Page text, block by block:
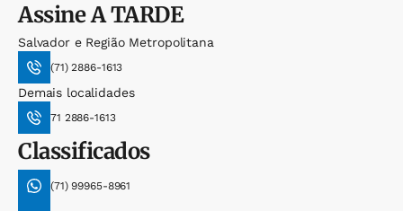
AssineA TARDE
Salvador e Região Metropolitana
(71) 2886-1613
Demais localidades
71 2886-1613
Classificados
(71) 99965-8961